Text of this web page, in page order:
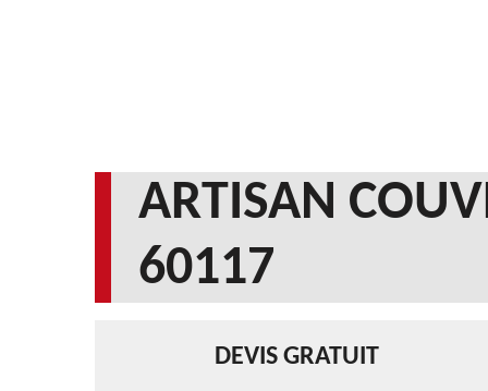
ARTISAN
60117
DEVIS GRATUIT